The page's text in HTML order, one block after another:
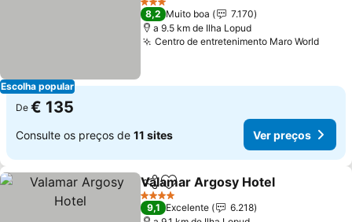
Escolha popular
3 Estrelas
8,2 Muito boa
7.170
a 9.5 km de Ilha Lopud
Centro de entretenimento Maro World
De € 135
Consulte os preços de 11 sites Ver preços
PartilharAdicionar aos favoritos
Valamar Argosy Hotel
4 Estrelas
9,1 Excelente
6.218